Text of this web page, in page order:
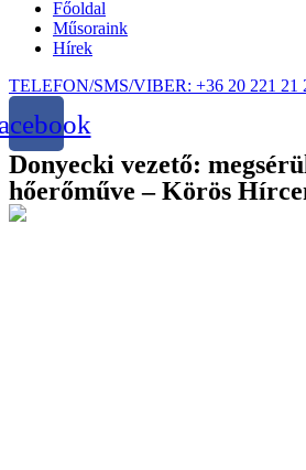
Főoldal
Műsoraink
Hírek
TELEFON/SMS/VIBER: +36 20 221 21
Donyecki vezető:
hőerőműve – Körös